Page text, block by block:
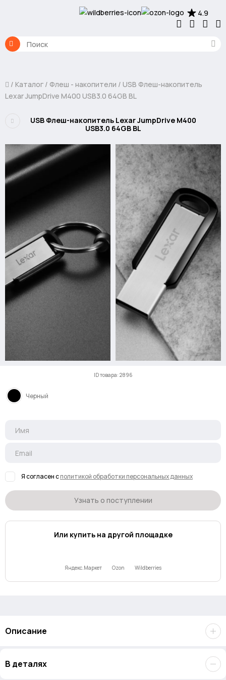
4.9
Каталог Флеш - накопители
USB Флеш-накопитель
Lexar JumpDrive M400 USB3.0 64GB BL
USB Флеш-накопитель Lexar JumpDrive M400
USB3.0 64GB BL
ID товара: 2896
Черный
Я согласен сполитикой обработки персональных данных
Узнать о поступлении
Или купить на другой площадке
Яндекс.Маркет Ozon Wildberries
Описание
Флэш-накопитель
. Он ускоряет
перемещение ваших файлов благодаря быстрому USB 3.0.
В деталях